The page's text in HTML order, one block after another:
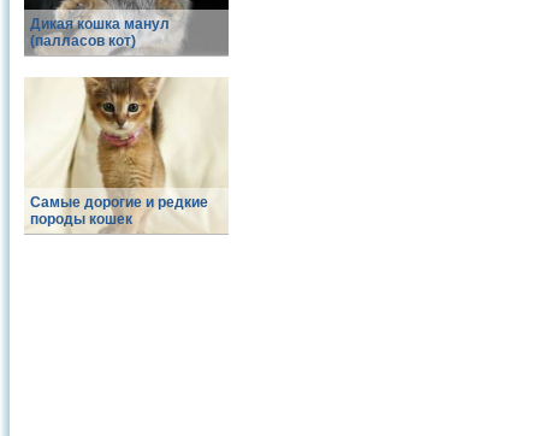
Дикая кошка манул
(палласов кот)
Самые дорогие и редкие
породы кошек